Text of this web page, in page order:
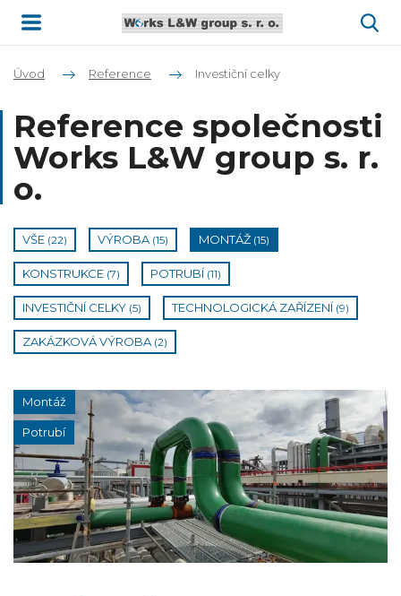
Úvod Reference Investiční celky
Reference společnosti
Works L&W group s. r.
o.
VŠE (22) VÝROBA (15) MONTÁŽ (15)
KONSTRUKCE (7) POTRUBÍ (11)
INVESTIČNÍ CELKY (5) TECHNOLOGICKÁ ZAŘÍZENÍ (9)
ZAKÁZKOVÁ VÝROBA (2)
Montáž
Potrubí